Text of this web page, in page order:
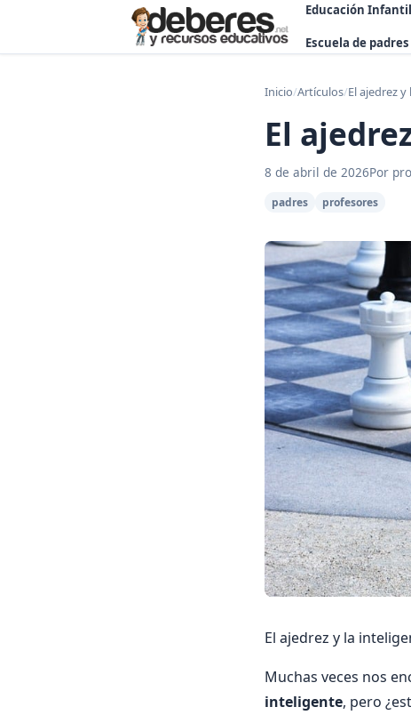
Educación Infantil
Escuela de padres
Inicio/Artículos/El ajedrez
El
8 de abril de 2026Por
padres profesores
El ajedrez y la
Muchas veces nos
inteligente, pero